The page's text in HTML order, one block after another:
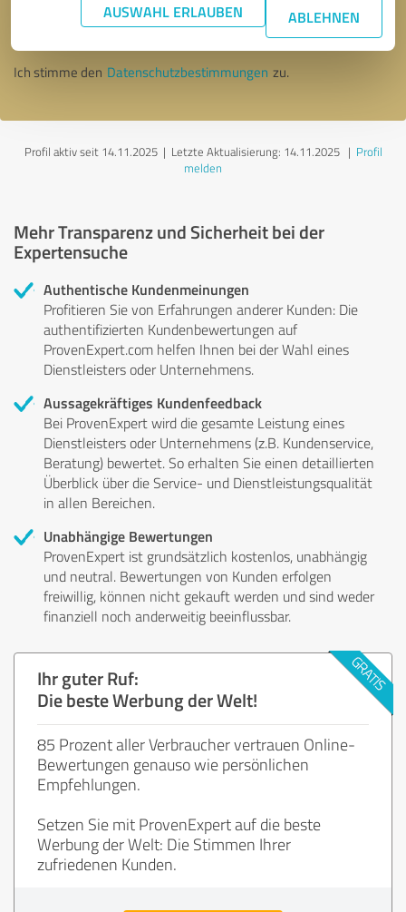
AUSWAHL ERLAUBEN ABLEHNEN
Nachricht senden
Ich stimme den Datenschutzbestimmungen zu.
Profil aktiv seit 14.11.2025 | Letzte Aktualisierung: 14.11.2025| Profil
melden
Mehr Transparenz und Sicherheit bei der
Expertensuche
Authentische Kundenmeinungen
Profitieren Sie von Erfahrungen anderer Kunden: Die
authentifizierten Kundenbewertungen auf
ProvenExpert.com helfen Ihnen bei der Wahl eines
Dienstleisters oder Unternehmens.
Aussagekräftiges Kundenfeedback
Bei ProvenExpert wird die gesamte Leistung eines
Dienstleisters oder Unternehmens (z.B. Kundenservice,
Beratung) bewertet. So erhalten Sie einen detaillierten
Überblick über die Service- und Dienstleistungsqualität
in allen Bereichen.
Unabhängige Bewertungen
ProvenExpert ist grundsätzlich kostenlos, unabhängig
und neutral. Bewertungen von Kunden erfolgen
freiwillig, können nicht gekauft werden und sind weder
finanziell noch anderweitig beeinflussbar.
Ihr guter Ruf:
Die beste Werbung der Welt!
85 Prozent aller Verbraucher vertrauen Online-
Bewertungen genauso wie persönlichen
Empfehlungen.
Setzen Sie mit ProvenExpert auf die beste
Werbung der Welt: Die Stimmen Ihrer
zufriedenen Kunden.